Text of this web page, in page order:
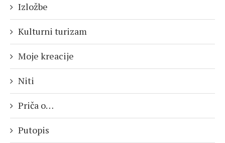
Izložbe
Kulturni turizam
Moje kreacije
Niti
Priča o…
Putopis